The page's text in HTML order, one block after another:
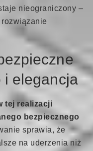
nieograniczony –
i elegancja
tej realizacji
bezpiecznego
sprawia, że
na uderzenia niż